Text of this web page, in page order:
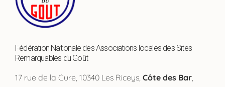
Fédération Nationale des Associations locales des Sites
Remarquables du Goût
17 rue de la Cure, 10340 Les Riceys, Côte des Bar